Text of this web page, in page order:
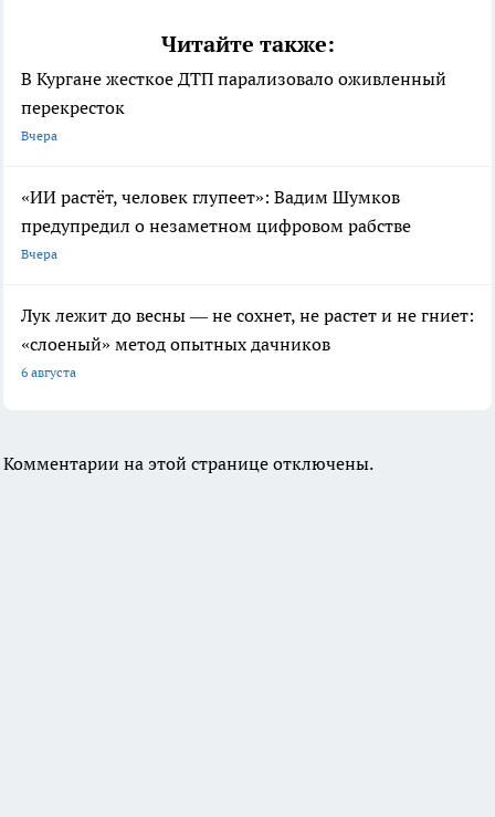
Читайте также:
В Кургане жесткое ДТП парализовало оживленный
перекресток
Вчера
«ИИ растёт, человек глупеет»: Вадим Шумков
предупредил о незаметном цифровом рабстве
Вчера
Лук лежит до весны — не сохнет, не растет и не гниет:
«слоеный» метод опытных дачников
6 августа
Комментарии на этой странице отключены.